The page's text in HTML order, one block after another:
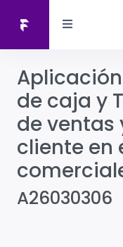
de caja y
de ventas
cliente en
A26030306